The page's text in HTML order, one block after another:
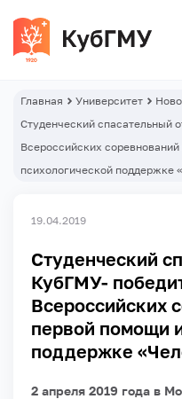
Главная Университет
Студенческий спасательный
Всероссийских
психологической поддержке
19.04.2019
Студенческий
КубГМУ-
Всероссийских
первой помощи
поддержке
2 апреля 2019 года в